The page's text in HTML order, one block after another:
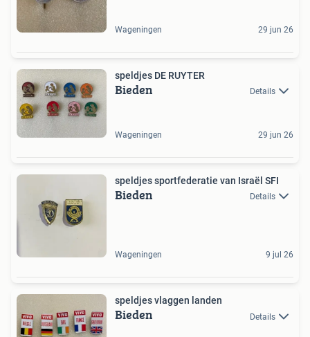
Wageningen 29 jun 26
speldjes DE RUYTER
Bieden Details
Wageningen 29 jun 26
speldjes sportfederatie van Israël SFI
Bieden Details
Wageningen 9 jul 26
speldjes vlaggen landen
Bieden Details